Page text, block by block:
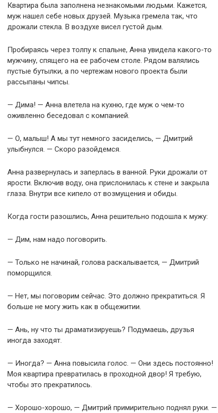
Квартира была заполнена незнакомыми людьми. Кажется,
муж нашел себе новых друзей. Музыка гремела так, что
дрожали стекла. В воздухе висел густой дым.
Пробираясь через толпу к спальне, Анна увидела какого-то
мужчину, спящего на ее рабочем столе. Рядом валялись
пустые бутылки, а по чертежам нового проекта были
рассыпаны чипсы.
— Дима! — Анна влетела на кухню, где муж о чем-то
оживленно беседовал с компанией.
— О, малыш! А мы тут немного засиделись, — Дмитрий
улыбнулся. — Скоро разойдемся.
Анна развернулась и заперлась в ванной. Руки дрожали от
ярости. Включив воду, она прислонилась к стене и закрыла
глаза. Внутри все кипело от возмущения и обиды.
Когда гости разошлись, Анна решительно подошла к мужу:
— Дим, нам надо поговорить.
— Только не начинай, голова раскалывается, — Дмитрий
поморщился.
— Нет, мы поговорим сейчас. Это должно прекратиться. Я
больше не могу жить как в общежитии.
— Ань, ну что ты драматизируешь? Подумаешь, друзья
иногда заходят.
— Иногда? — Анна повысила голос. — Они здесь постоянно!
Моя квартира превратилась в проходной двор! Я требую,
чтобы это прекратилось.
— Хорошо-хорошо, — Дмитрий примирительно поднял руки. —